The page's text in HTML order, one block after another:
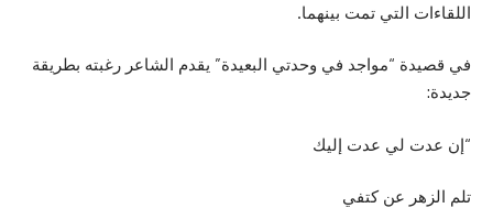
اللقاءات التي تمت بينهما.
في قصيدة “مواجد في وحدتي البعيدة” يقدم الشاعر رغبته بطريقة
جديدة:
“إن عدت لي عدت إليك
تلم الزهر عن كتفي